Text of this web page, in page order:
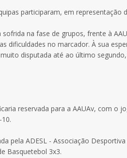
participaram, em representação
na fase de grupos, frente à
dificuldades no marcador. À sua
disputada até ao último
reservada para a AAUAv, com o
pela ADESL - Associação
Basquetebol 3x3.